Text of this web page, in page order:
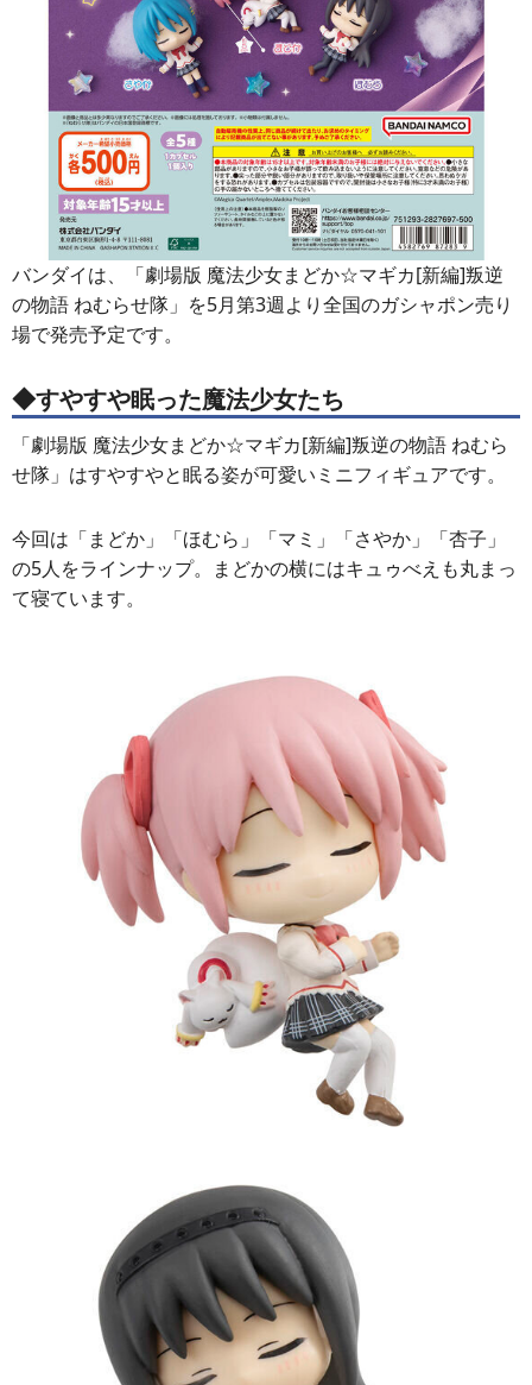
バンダイは、「劇場版 魔法少女まどか☆マギカ[新編]叛逆
の物語 ねむらせ隊」を5月第3週より全国のガシャポン売り
場で発売予定です。
◆すやすや眠った魔法少女たち
「劇場版 魔法少女まどか☆マギカ[新編]叛逆の物語 ねむら
せ隊」はすやすやと眠る姿が可愛いミニフィギュアです。
今回は「まどか」「ほむら」「マミ」「さやか」「杏子」
の5人をラインナップ。まどかの横にはキュゥべえも丸まっ
て寝ています。